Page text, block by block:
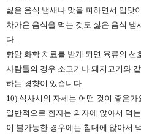
싫은 음식 냄새나 맛을 피하면서 입맛
차가운 음식을 먹는 것도 싫은 음식 냄
다.
항암 화학 치료를 받게 되면 육류의
사람들의 경우 소고기나 돼지고기와
하는 경향이 있습니다.
10) 식사시의 자세는 어떤 것이 좋은가
일반적으로 환자는 의자에 앉아서 먹
이 불가능한 경우에는 침대에 앉아서